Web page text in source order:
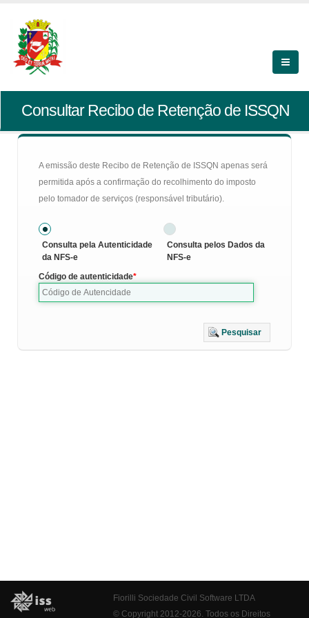
Consultar Recibo de Retenção de ISSQN
A emissão deste Recibo de Retenção de ISSQN apenas será
permitida após a confirmação do recolhimento do imposto
pelo tomador de serviços (responsável tributário).
Consulta pela Autenticidade
da NFS-e
Consulta pelos Dados da
NFS-e
Código de autenticidade
Pesquisar
Fiorilli Sociedade Civil Software LTDA
© Copyright 2012-2026. Todos os Direitos